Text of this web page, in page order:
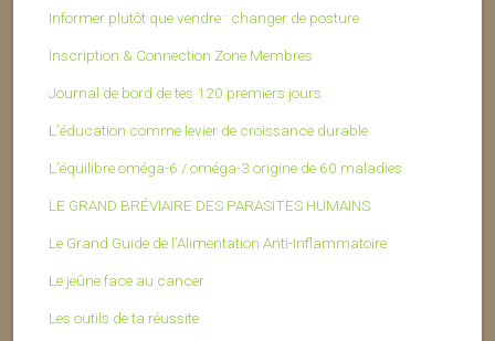
Informer plutôt que vendre : changer de posture
Inscription & Connection Zone Membres
Journal de bord de tes 120 premiers jours
L’éducation comme levier de croissance durable
L’équilibre oméga-6 / oméga-3 origine de 60 maladies
LE GRAND BRÉVIAIRE DES PARASITES HUMAINS
Le Grand Guide de l’Alimentation Anti-Inflammatoire
Le jeûne face au cancer
Les outils de ta réussite